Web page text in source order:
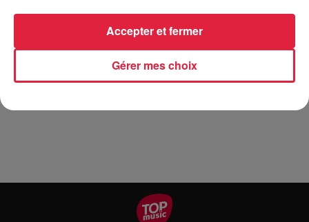
Femmes.
Une pièce à l'humour et à la vitalité sans pareils, dans
laquelle Molière s’amuse de tout et nous amuse,
simplement, sans artifice.Gérer mes choix
Accepter et fermer